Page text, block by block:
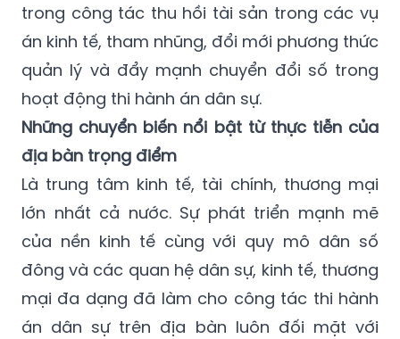
trong công tác thu hồi tài sản trong các vụ
án kinh tế, tham nhũng, đổi mới phương thức
quản lý và đẩy mạnh chuyển đổi số trong
hoạt động thi hành án dân sự.
Những chuyển biến nổi bật từ thực tiễn của
địa bàn trọng điểm
Là trung tâm kinh tế, tài chính, thương mại
lớn nhất cả nước. Sự phát triển mạnh mẽ
của nền kinh tế cùng với quy mô dân số
đông và các quan hệ dân sự, kinh tế, thương
mại đa dạng đã làm cho công tác thi hành
án dân sự trên địa bàn luôn đối mặt với